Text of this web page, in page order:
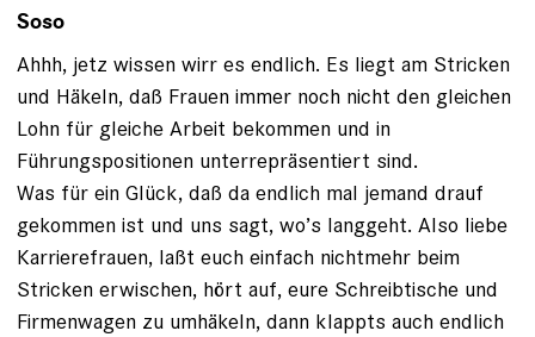
Soso
Ahhh, jetz wissen wirr es endlich. Es liegt am Stricken
und Häkeln, daß Frauen immer noch nicht den gleichen
Lohn für gleiche Arbeit bekommen und in
Führungspositionen unterrepräsentiert sind.
Was für ein Glück, daß da endlich mal jemand drauf
gekommen ist und uns sagt, wo’s langgeht. Also liebe
Karrierefrauen, laßt euch einfach nichtmehr beim
Stricken erwischen, hört auf, eure Schreibtische und
Firmenwagen zu umhäkeln, dann klappts auch endlich